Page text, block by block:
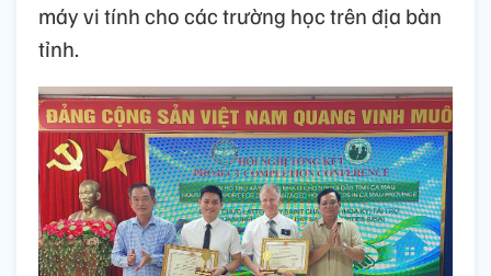
máy vi tính cho các trường học trên địa bàn
tỉnh.